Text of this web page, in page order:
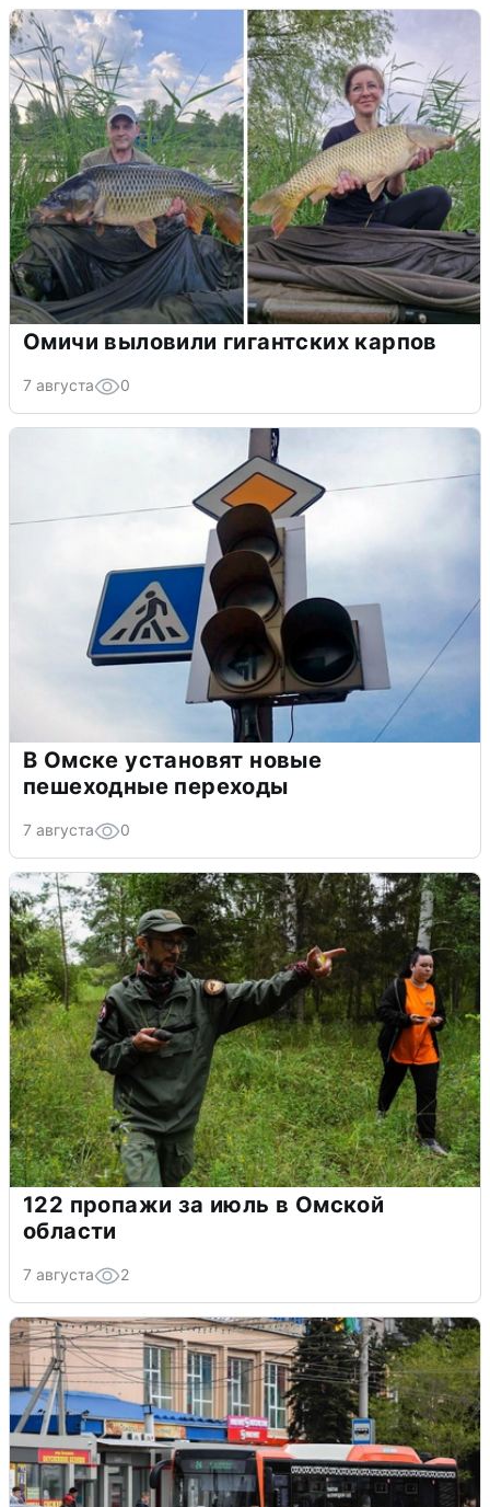
Омичи выловили гигантских карпов
7 августа 0
В Омске установят новые
пешеходные переходы
7 августа 0
122 пропажи за июль в Омской
области
7 августа 2